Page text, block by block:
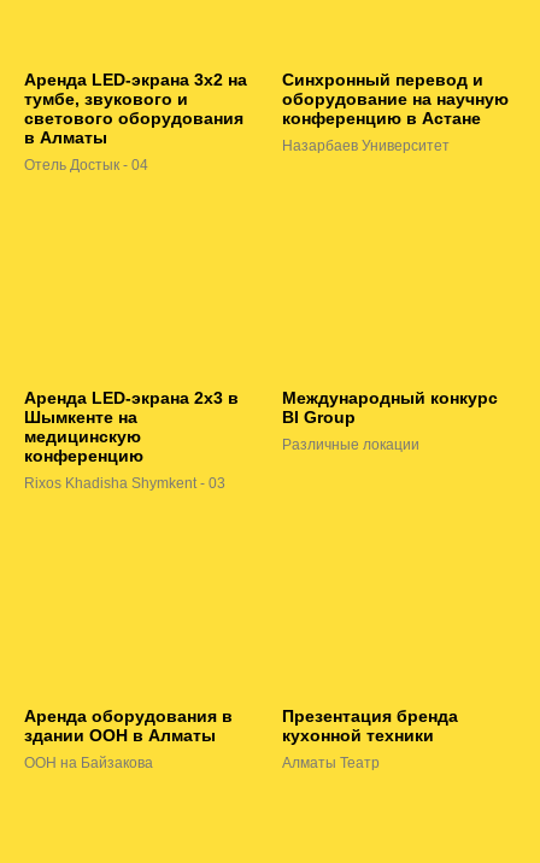
Аренда LED-экрана 3х2 на
тумбе, звукового и
светового оборудования
в Алматы
Отель Достык - 04
Синхронный перевод и
оборудование на научную
конференцию в Астане
Назарбаев Университет
Аренда LED-экрана 2х3 в
Шымкенте на
медицинскую
конференцию
Rixos Khadisha Shymkent - 03
Международный конкурс
BI Group
Различные локации
Аренда оборудования в
здании ООН в Алматы
ООН на Байзакова
Презентация бренда
кухонной техники
Алматы Театр